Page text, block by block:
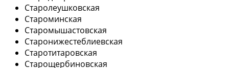
Старолеушковская
Староминская
Старомышастовская
Старонижестеблиевская
Старотитаровская
Старощербиновская